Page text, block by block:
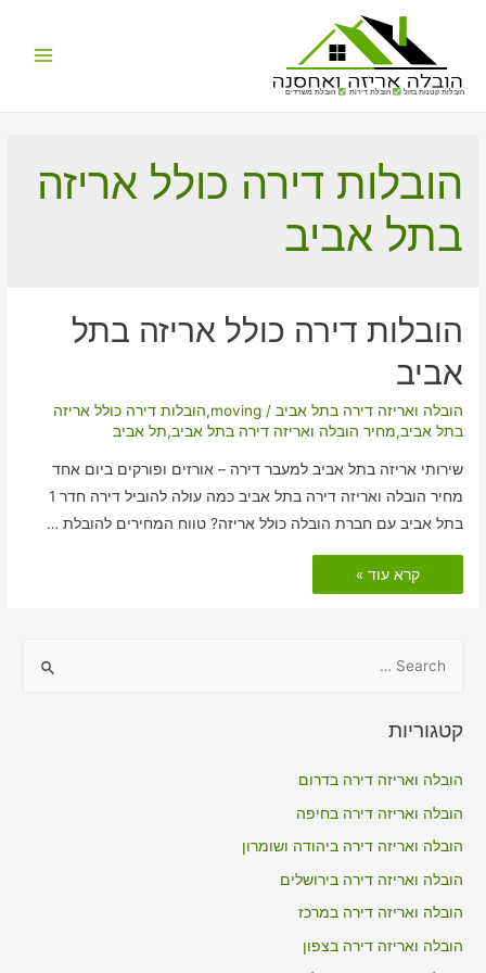
הובלות קטנות בזול הובלת דירות הובלת משרדים
הובלות דירה כולל אריזה
בתל אביב
הובלות דירה כולל אריזה בתל
אביב
הובלה ואריזה דירה בתל אביב /
moving
,הובלות דירה כולל אריזה
בתל אביב,מחיר הובלה ואריזה דירה בתל אביב,תל אביב
שירותי אריזה בתל אביב למעבר דירה – אורזים ופורקים ביום אחד
מחיר הובלה ואריזה דירה בתל אביב כמה עולה להוביל דירה חדר 1
בתל אביב עם חברת הובלה כולל אריזה? טווח המחירים להובלת …
הובלות
דירה
כולל
קרא עוד »
r
o
r
:
קטגוריות
הובלה ואריזה דירה בדרום
הובלה ואריזה דירה בחיפה
הובלה ואריזה דירה ביהודה ושומרון
הובלה ואריזה דירה בירושלים
הובלה ואריזה דירה במרכז
הובלה ואריזה דירה בצפון